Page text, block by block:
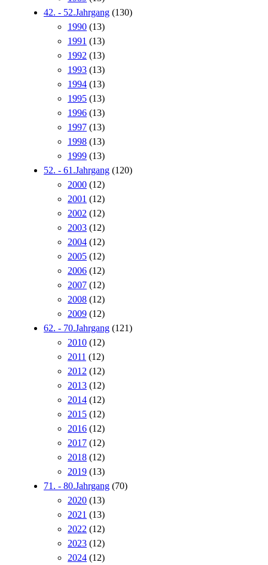
42. - 52.Jahrgang (130)
1990 (13)
1991 (13)
1992 (13)
1993 (13)
1994 (13)
1995 (13)
1996 (13)
1997 (13)
1998 (13)
1999 (13)
52. - 61.Jahrgang (120)
2000 (12)
2001 (12)
2002 (12)
2003 (12)
2004 (12)
2005 (12)
2006 (12)
2007 (12)
2008 (12)
2009 (12)
62. - 70.Jahrgang (121)
2010 (12)
2011 (12)
2012 (12)
2013 (12)
2014 (12)
2015 (12)
2016 (12)
2017 (12)
2018 (12)
2019 (13)
71. - 80.Jahrgang (70)
2020 (13)
2021 (13)
2022 (12)
2023 (12)
2024 (12)